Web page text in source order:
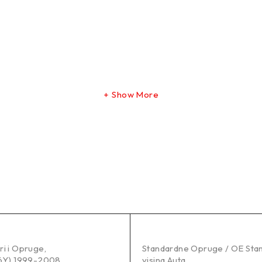
Show More
i Opruge,
Standardne Opruge / OE